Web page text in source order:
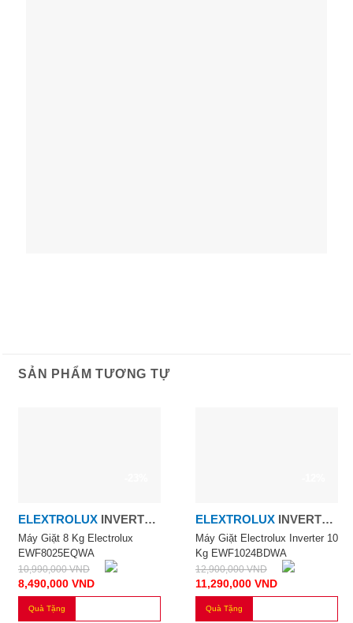
SẢN PHẨM TƯƠNG TỰ
ELEXTROLUX INVERTER
8.0KG
Máy Giặt 8 Kg Electrolux
EWF8025EQWA
10,990,000VND
8,490,000 VND
Quà Tặng
ELEXTROLUX INVERTER
10.0KG
Máy Giặt Electrolux Inverter 10
Kg EWF1024BDWA
12,900,000VND
11,290,000 VND
Quà Tặng